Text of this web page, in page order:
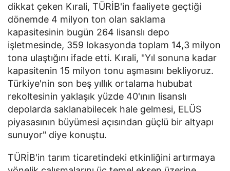
dikkat çeken Kırali, TÜRİB'in faaliyete geçtiği
dönemde 4 milyon ton olan saklama
kapasitesinin bugün 264 lisanslı depo
işletmesinde, 359 lokasyonda toplam 14,3 milyon
tona ulaştığını ifade etti. Kırali, "Yıl sonuna kadar
kapasitenin 15 milyon tonu aşmasını bekliyoruz.
Türkiye'nin son beş yıllık ortalama hububat
rekoltesinin yaklaşık yüzde 40'ının lisanslı
depolarda saklanabilecek hale gelmesi, ELÜS
piyasasının büyümesi açısından güçlü bir altyapı
sunuyor" diye konuştu.
TÜRİB'in tarım ticaretindeki etkinliğini artırmaya